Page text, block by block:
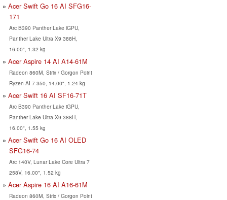
Acer Swift Go 16 AI SFG16-
171
Arc B390 Panther Lake iGPU,
Panther Lake Ultra X9 388H,
16.00", 1.32 kg
Acer Aspire 14 AI A14-61M
Radeon 860M, Strix / Gorgon Point
Ryzen AI 7 350, 14.00", 1.24 kg
Acer Swift 16 AI SF16-71T
Arc B390 Panther Lake iGPU,
Panther Lake Ultra X9 388H,
16.00", 1.55 kg
Acer Swift Go 16 AI OLED
SFG16-74
Arc 140V, Lunar Lake Core Ultra 7
258V, 16.00", 1.52 kg
Acer Aspire 16 AI A16-61M
Radeon 860M, Strix / Gorgon Point